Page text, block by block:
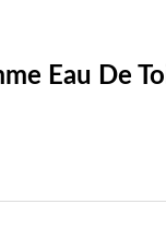
Eau De